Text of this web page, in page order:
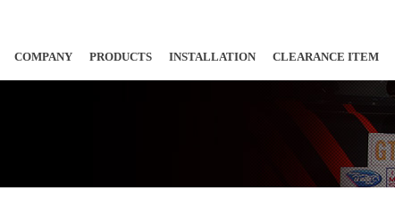
COMPANY PRODUCTS INSTALLATION CLEARANCE ITEM